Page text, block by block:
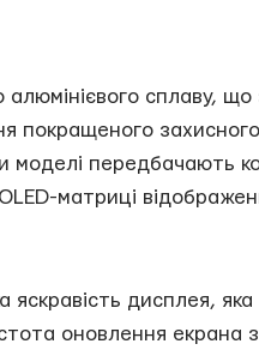
сплаву,
покращеного
моделі
матриці
дисплея,
оновлення екрана